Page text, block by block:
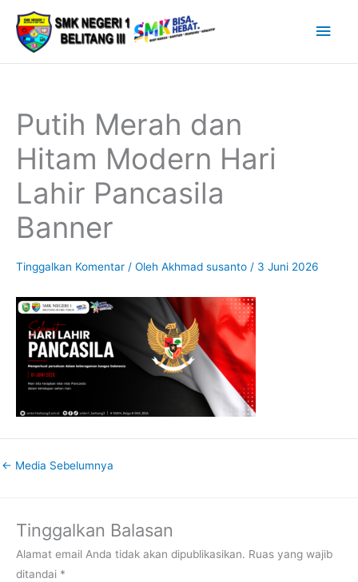
Lewati
konten
Putih Merah dan
Hitam Modern Hari
Lahir Pancasila
Banner
Tinggalkan Komentar / Oleh Akhmad susanto / 3 Juni 2026
← Media Sebelumnya
Tinggalkan Balasan
Alamat email Anda tidak akan dipublikasikan. Ruas yang wajib
ditandai *